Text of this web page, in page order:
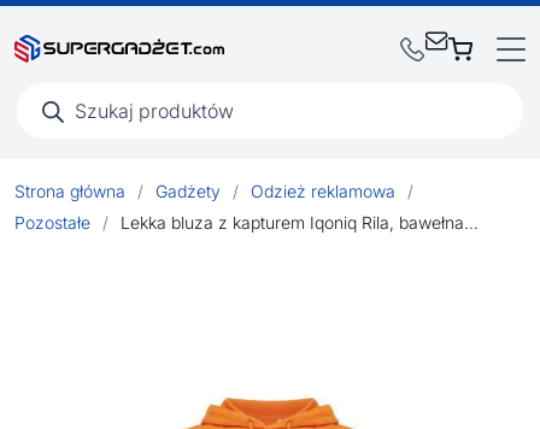
produktów
Strona główna / Gadżety / Odzież reklamowa
/
Pozostałe
/ Lekka bluza z kapturem Iqoniq Rila, bawełna z recyklingu